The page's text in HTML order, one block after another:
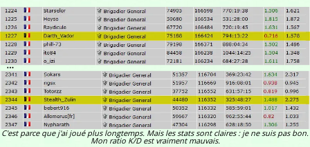
C'est parce que j'ai joué plus longtemps. Mais les stats sont claires : je ne suis pas bon.
Mon ratio K/D est vraiment mauvais.